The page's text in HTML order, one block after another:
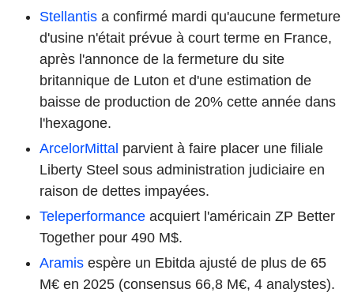
Stellantis a confirmé mardi qu'aucune fermeture
d'usine n'était prévue à court terme en France,
après l'annonce de la fermeture du site
britannique de Luton et d'une estimation de
baisse de production de 20% cette année dans
l'hexagone.
ArcelorMittal parvient à faire placer une filiale
Liberty Steel sous administration judiciaire en
raison de dettes impayées.
Teleperformance acquiert l'américain ZP Better
Together pour 490 M$.
Aramis espère un Ebitda ajusté de plus de 65
M€ en 2025 (consensus 66,8 M€, 4 analystes).